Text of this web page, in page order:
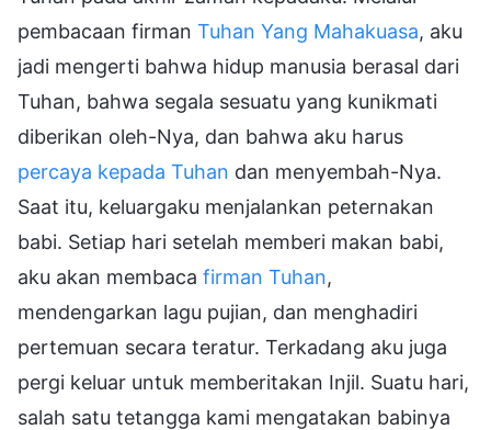
pembacaan firman Tuhan Yang Mahakuasa, aku
jadi mengerti bahwa hidup manusia berasal dari
Tuhan, bahwa segala sesuatu yang kunikmati
diberikan oleh-Nya, dan bahwa aku harus
percaya kepada Tuhan dan menyembah-Nya.
Saat itu, keluargaku menjalankan peternakan
babi. Setiap hari setelah memberi makan babi,
aku akan membaca firman Tuhan,
mendengarkan lagu pujian, dan menghadiri
pertemuan secara teratur. Terkadang aku juga
pergi keluar untuk memberitakan Injil. Suatu hari,
salah satu tetangga kami mengatakan babinya